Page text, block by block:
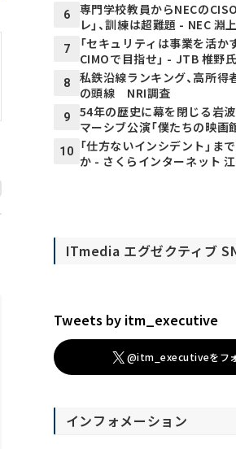
6
専門学校教員からNECの
レ」、訓練は超難題 - NEC 淵
7
「セキュリティは事業を活か
CIMOで目指せ」 - JTB 椎野氏
8
私鉄沿線ランキング、高所得
の頭線 NRI調査
9
54年の歴史に幕を閉じる岩
マーシブ公演「僕たちの映画
10
「仕方ないインシデント」ま
か - さくらインターネット
ITmedia エグゼクティブ
Tweets by itm_executive
@itm_executiveをフ
インフォメーション